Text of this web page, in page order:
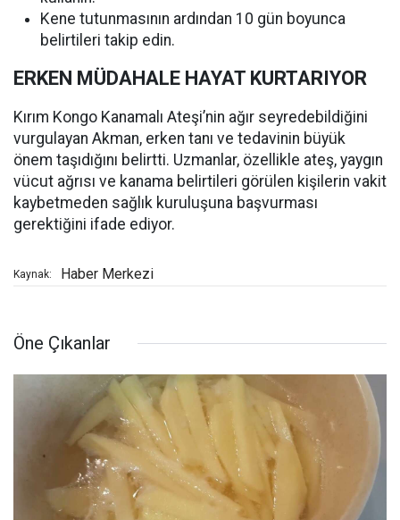
Kene tutunmasının ardından 10 gün boyunca
belirtileri takip edin.
ERKEN MÜDAHALE HAYAT KURTARIYOR
Kırım Kongo Kanamalı Ateşi’nin ağır seyredebildiğini
vurgulayan Akman, erken tanı ve tedavinin büyük
önem taşıdığını belirtti. Uzmanlar, özellikle ateş, yaygın
vücut ağrısı ve kanama belirtileri görülen kişilerin vakit
kaybetmeden sağlık kuruluşuna başvurması
gerektiğini ifade ediyor.
Kaynak: Haber Merkezi
Öne Çıkanlar